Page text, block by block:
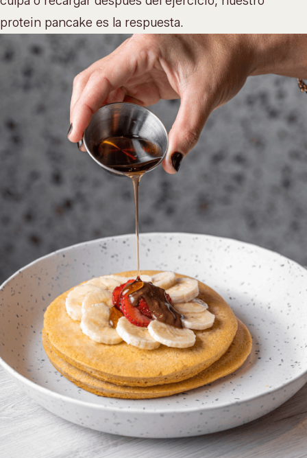
protein pancake es la respuesta.